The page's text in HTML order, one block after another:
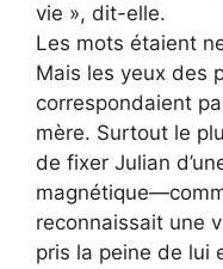
vie », dit-elle.
Les mots étaient
Mais les yeux des
correspondaient
mère. Surtout le
de fixer Julian
reconnaissait une
pris la peine de lui